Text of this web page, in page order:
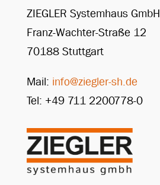
ZIEGLER Systemhaus GmbH
Franz-Wachter-Straße 12
70188 Stuttgart
Mail: info@ziegler-sh.de
Tel: +49 711 2200778-0